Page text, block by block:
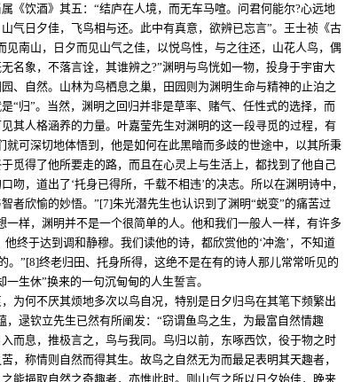
《饮酒》其五：“结庐在人境，而无车马喧。问君何能尔?心远地
气日夕佳，飞鸟相与还。此中有真意，欲辨已忘言”。王士祯《古
见南山，日夕而见山气之佳，以悦鸟性，与之往还，山花人鸟，偶
名象，不落言诠，其谁辨之?”渊明与鸟恍如一物，投身于宇宙大
、自然。山林为鸟栖息之巢，田园则为渊明生命与精神的止泊之
“归”。当然，渊明之回归并非是草率、赌气、任性式的选择，而
其人格涵养的力量。叶嘉莹先生对渊明的这一段寻觅的过程，有
就可深切地体悟到，他是如何在此黑暗而多歧的世途中，以其所秉
觅得了他所要走的路，而且在心灵上与生活上，都找到了他自己
吻，道出了‘托身已得所，千载不相违’的决志。所以在渊明诗中，
者欣愉的妙悟。”[7]朱光潜先生也认识到了渊明“蜕变”的痛苦过
一样，渊明并不是一个很简单的人。他和我们一般人一样，有许多
终于达到调和静穆。我们读他的诗，都欣赏他的‘冲澹’，不知道
。”[8]终老归田、托身所得，这绝不是在有的诗人那儿常常听见的
生休”换来的一句沉甸甸的人生誓言。
为何不厌其烦地多次以鸟自况，特别是日夕归鸟在其笔下频繁出
，逯钦立先生已然有所阐发：“窃谓鱼鸟之生，为最富自然情趣
而息，推极言之，鸟与我同。鸟归以前，东啄西饮，役于物之时
，称情则自然而得其生。故鸟之自然无为而最足表明其天趣者，
能挹取自然之奇趣者，亦惟此时。则山气之所以日夕始佳，晚来